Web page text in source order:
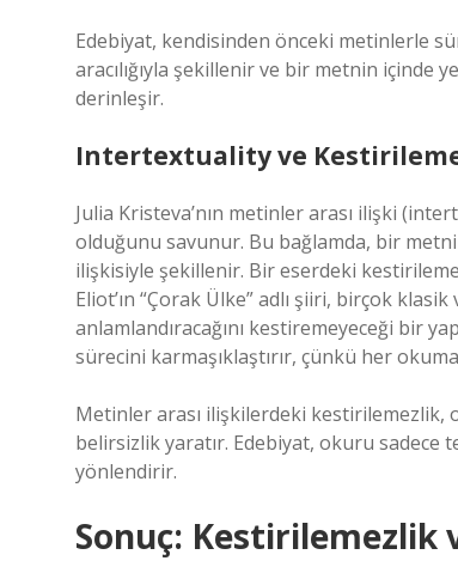
Edebiyat, kendisinden önceki metinlerle
aracılığıyla şekillenir ve bir metnin
derinleşir.
Intertextuality ve
Julia Kristeva’nın metinler arası ilişki
olduğunu savunur. Bu bağlamda, bir
ilişkisiyle şekillenir. Bir eserdeki
Eliot’ın “Çorak Ülke” adlı şiiri, birçok
anlamlandıracağını kestiremeyeceği bir
sürecini karmaşıklaştırır, çünkü her
Metinler arası ilişkilerdeki kestirilemezlik,
belirsizlik yaratır. Edebiyat, okuru sadece
yönlendirir.
Sonuç: Kestirilemezlik